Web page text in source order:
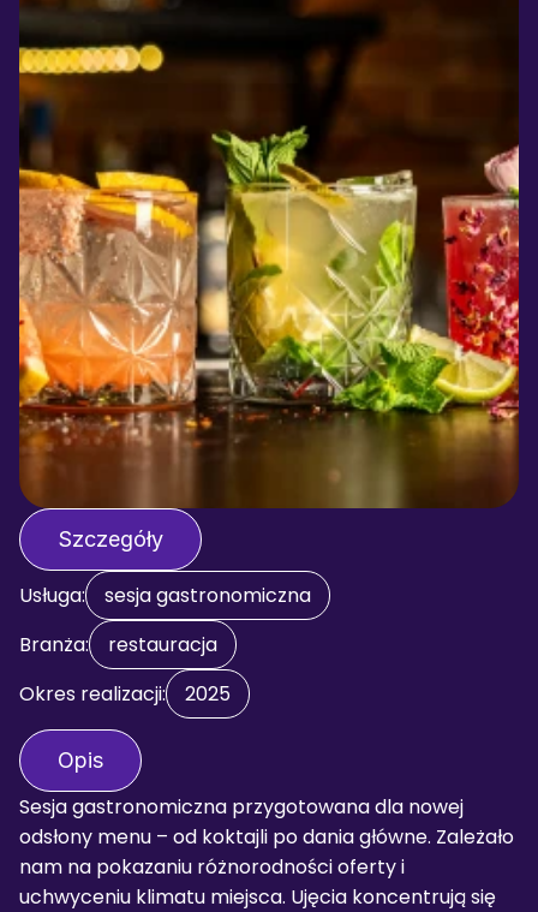
Szczegóły
Usługa:
sesja gastronomiczna
Branża:
restauracja
Okres realizacji:
2025
Opis
Sesja gastronomiczna przygotowana dla nowej
odsłony menu – od koktajli po dania główne. Zależało
nam na pokazaniu różnorodności oferty i
uchwyceniu klimatu miejsca. Ujęcia koncentrują się